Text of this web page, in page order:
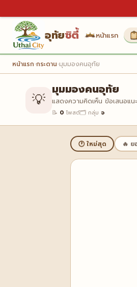
อุทัยซิตี้ หน้าแรก
หน้าแรก›กระดาน›มุมมองคนอุทัย
💡
มุมมองคนอุทัย
แสดงความคิดเห็น ข้อเสนอแ
📝 0 โพสต์🗂️ กลุ่ม จ
🕐 ใหม่สุด 🔥